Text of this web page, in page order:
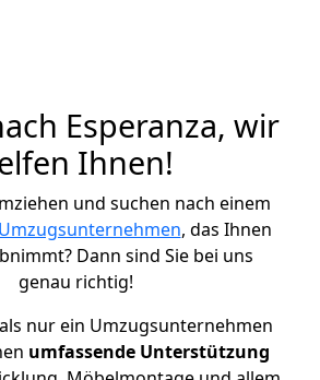
Esperanza, wir
Ihnen!
und suchen nach einem
Umzugsunternehmen, das Ihnen
Dann sind Sie bei uns
genau richtig!
nur ein Umzugsunternehmen
umfassende Unterstützung